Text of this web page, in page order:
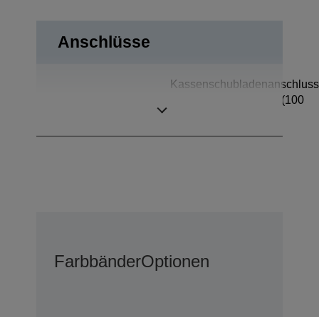
Anschlüsse
Ethernet-Schnittstelle (100
FarbbänderOptionen